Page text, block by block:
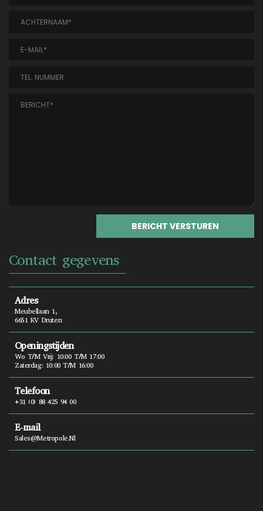
Contact gegevens
Adres
Meubellaan 1,
6651 KV Druten
Openingstijden
Wo T/m Vrij: 10:00 T/m 17:00
Zaterdag: 10:00 T/m 16:00
Telefoon
+31 (0) 88 425 94 00
E-mail
Sales@metropole.nl